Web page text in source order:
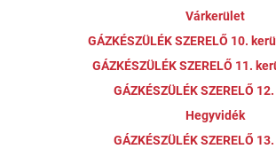
Várkerület
GÁZKÉSZÜLÉK SZERELŐ 10.
GÁZKÉSZÜLÉK SZERELŐ 11.
GÁZKÉSZÜLÉK SZERELŐ
Hegyvidék
GÁZKÉSZÜLÉK SZERELŐ